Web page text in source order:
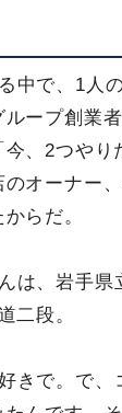
中で、1人
ープ創業
、2つやり
オーナー
らだ。
は、岩手県
二段。
きで。で